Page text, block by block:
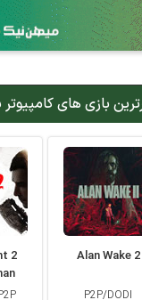
بازی های
2
Alan Wake 2
P2P/DODI